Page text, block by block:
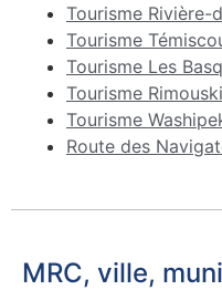
Tourisme Rivière-
Tourisme
Tourisme Les
Tourisme Rimouski
Tourisme
Route des
MRC, ville,